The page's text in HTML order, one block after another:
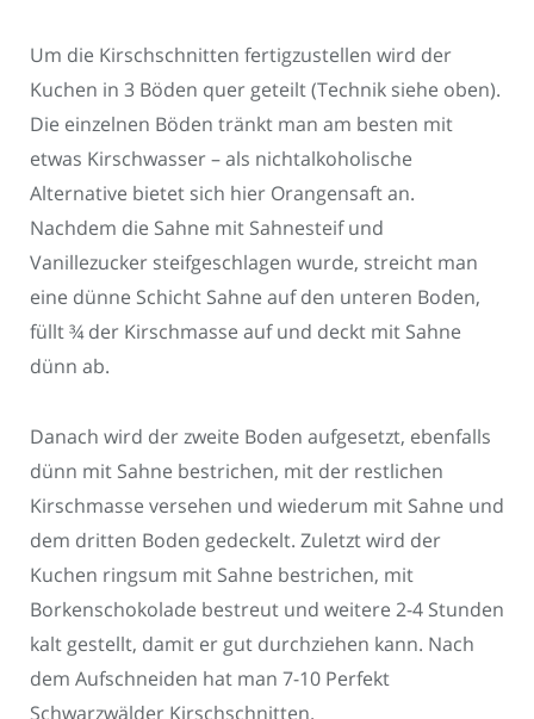
Um die Kirschschnitten fertigzustellen wird der
Kuchen in 3 Böden quer geteilt (Technik siehe oben).
Die einzelnen Böden tränkt man am besten mit
etwas Kirschwasser – als nichtalkoholische
Alternative bietet sich hier Orangensaft an.
Nachdem die Sahne mit Sahnesteif und
Vanillezucker steifgeschlagen wurde, streicht man
eine dünne Schicht Sahne auf den unteren Boden,
füllt ¾ der Kirschmasse auf und deckt mit Sahne
dünn ab.
Danach wird der zweite Boden aufgesetzt, ebenfalls
dünn mit Sahne bestrichen, mit der restlichen
Kirschmasse versehen und wiederum mit Sahne und
dem dritten Boden gedeckelt. Zuletzt wird der
Kuchen ringsum mit Sahne bestrichen, mit
Borkenschokolade bestreut und weitere 2-4 Stunden
kalt gestellt, damit er gut durchziehen kann. Nach
dem Aufschneiden hat man 7-10 Perfekt
Schwarzwälder Kirschschnitten.